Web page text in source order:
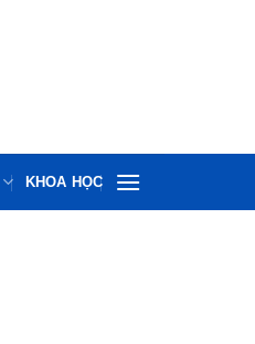
KHOA HỌC